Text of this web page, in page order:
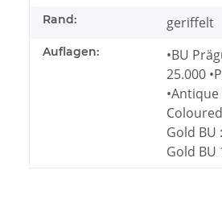
Rand: geriffelt
Auflagen:
•BU
25.000
Gold BU
Gold BU